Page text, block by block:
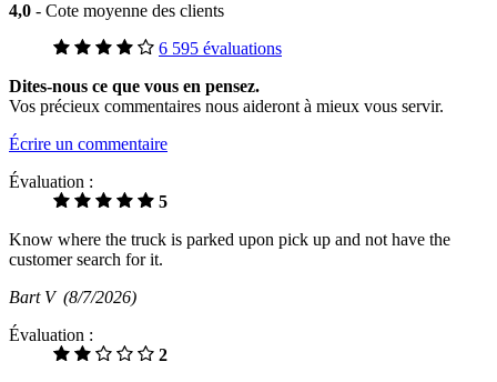
4,0 - Cote moyenne des clients
6 595 évaluations
Dites-nous ce que vous en pensez.
Vos précieux commentaires nous aideront à mieux vous servir.
Écrire un commentaire
Évaluation :
5
Know where the truck is parked upon pick up and not have the
customer search for it.
Bart V (8/7/2026)
Évaluation :
2